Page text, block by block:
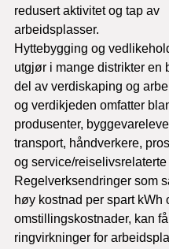
redusert aktivitet og tap av
arbeidsplasser.
Hyttebygging og
utgjør i mange distrikter en
del av verdiskaping og
og verdikjeden omfatter
produsenter,
transport, håndverkere,
og service/reiselivsrelaterte
Regelverksendringer som
høy kostnad per spart kWh
omstillingskostnader, kan
ringvirkninger for